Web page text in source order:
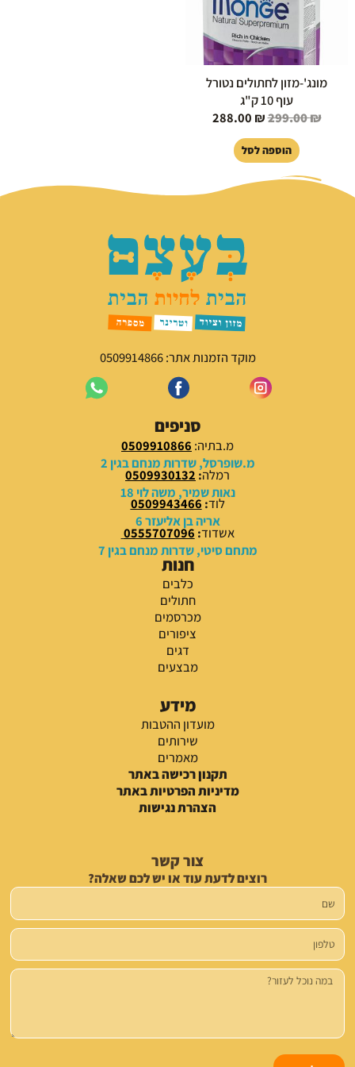
מונג'-מזון לחתולים נטורל
עוף 10 ק"ג
299.00₪
288.00 ₪
הוספה לסל
מוקד הזמנות אתר: 0509914866
סניפים
מ.בתיה: 0509910866
מ.שופרסל, שדרות מנחם בגין 2
רמלה:
0509930132
נאות שמיר, משה לוי 18
לוד:
0509943466
אריה בן אליעזר 6
אשדוד:
0555707096
מתחם סיטי, שדרות מנחם בגין 7
חנות
כלבים
חתולים
מכרסמים
ציפורים
דגים
מבצעים
מידע
מועדון ההטבות
שירותים
מאמרים
תקנון רכישה באתר
מדיניות הפרטיות באתר
הצהרת נגישות
צור קשר
רוצים לדעת עוד או יש לכם שאלה?
שם
טלפון
הודעה